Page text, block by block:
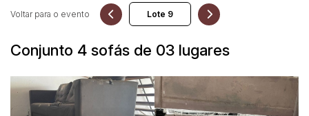
Conjunto 4 sofás de 03 lugares
Voltar para o evento